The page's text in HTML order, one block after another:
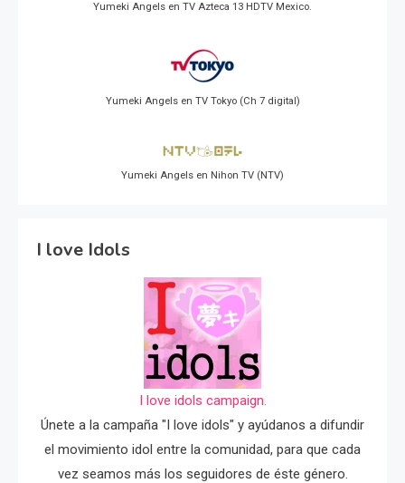
Yumeki Angels en TV Azteca 13 HDTV Mexico.
Yumeki Angels en TV Tokyo (Ch 7 digital)
Yumeki Angels en Nihon TV (NTV)
I love Idols
I love idols campaign.
Únete a la campaña "I love idols" y ayúdanos a difundir
el movimiento idol entre la comunidad, para que cada
vez seamos más los seguidores de éste género.